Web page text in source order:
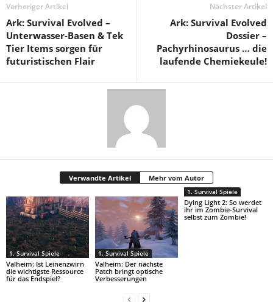
Vorheriger Artikel
Ark: Survival Evolved –
Unterwasser-Basen & Tek
Tier Items sorgen für
futuristischen Flair
Nächster Artikel
Ark: Survival Evolved
Dossier –
Pachyrhinosaurus … die
laufende Chemiekeule!
Verwandte Artikel Mehr vom Autor
1. Survival Spiele
Valheim: Ist Leinenzwirn
die wichtigste Ressource
für das Endspiel?
1. Survival Spiele
Valheim: Der nächste
Patch bringt optische
Verbesserungen
1. Survival Spiele
Dying Light 2: So werdet
ihr im Zombie-Survival
selbst zum Zombie!